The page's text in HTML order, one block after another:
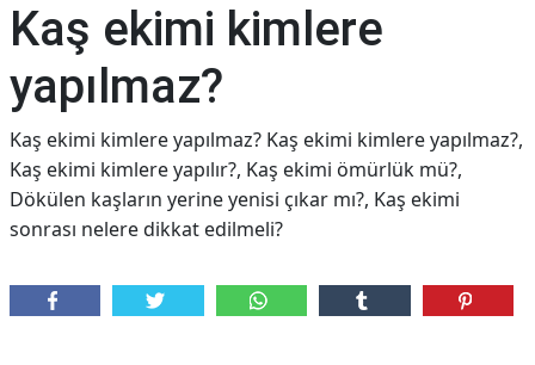
Kaş ekimi kimlere
yapılmaz?
Kaş ekimi kimlere yapılmaz? Kaş ekimi kimlere yapılmaz?,
Kaş ekimi kimlere yapılır?, Kaş ekimi ömürlük mü?,
Dökülen kaşların yerine yenisi çıkar mı?, Kaş ekimi
sonrası nelere dikkat edilmeli?